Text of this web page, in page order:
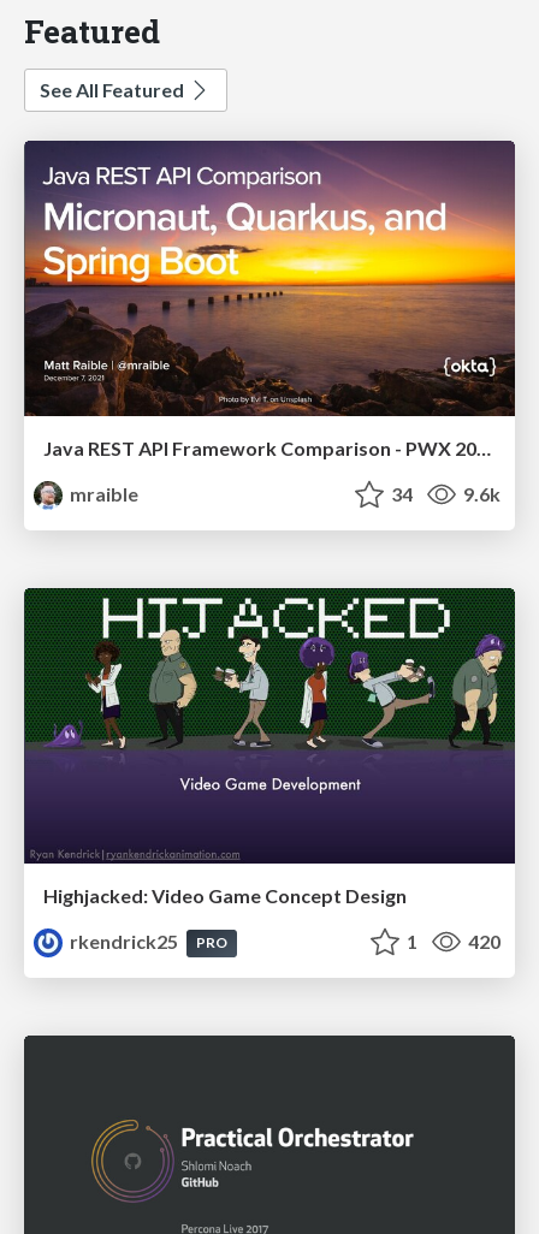
Featured
See All Featured
Java REST API Framework Comparison - PWX 2021
mraible
34 9.6k
Highjacked: Video Game Concept Design
rkendrick25
PRO 1 420